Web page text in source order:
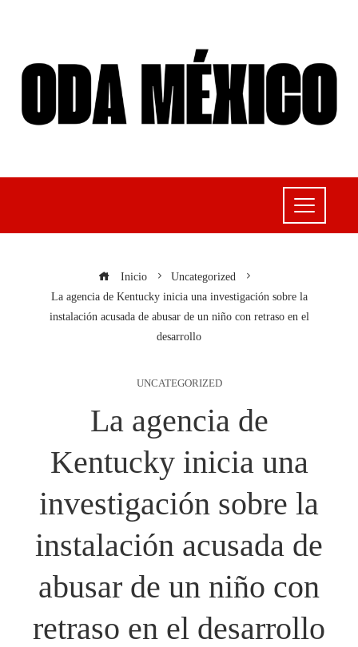
Inicio
Uncategorized
La agencia de Kentucky inicia una investigación sobre la
instalación acusada de abusar de un niño con retraso en el
desarrollo
UNCATEGORIZED
La agencia de
Kentucky inicia una
investigación sobre la
instalación acusada de
abusar de un niño con
retraso en el desarrollo